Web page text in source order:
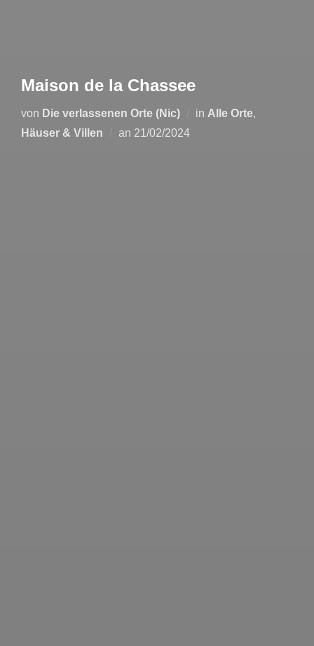
Maison de la Chassee
von Die verlassenen Orte (Nic) in Alle Orte,
Häuser & Villen
an Veröffentlicht
21/02/2024